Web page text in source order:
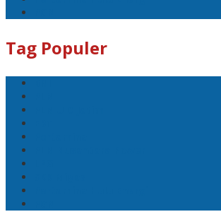
Tag Populer